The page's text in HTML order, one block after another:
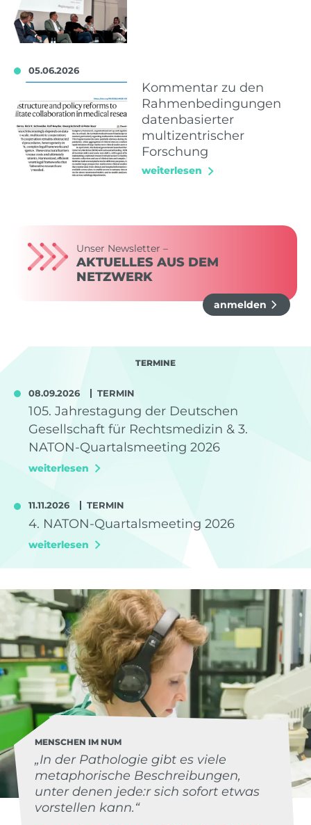
05.06.2026
Kommentar zu den
Rahmenbedingungen
datenbasierter
multizentrischer
Forschung
weiterlesen
Unser Newsletter –
AKTUELLES AUS DEM
NETZWERK
anmelden
TERMINE
08.09.2026 TERMIN
105. Jahrestagung der Deutschen
Gesellschaft für Rechtsmedizin & 3.
NATON-Quartalsmeeting 2026
weiterlesen
11.11.2026 TERMIN
4. NATON-Quartalsmeeting 2026
weiterlesen
MENSCHEN IM NUM
„In der Pathologie gibt es viele
metaphorische Beschreibungen,
unter denen jede:r sich sofort etwas
vorstellen kann.“